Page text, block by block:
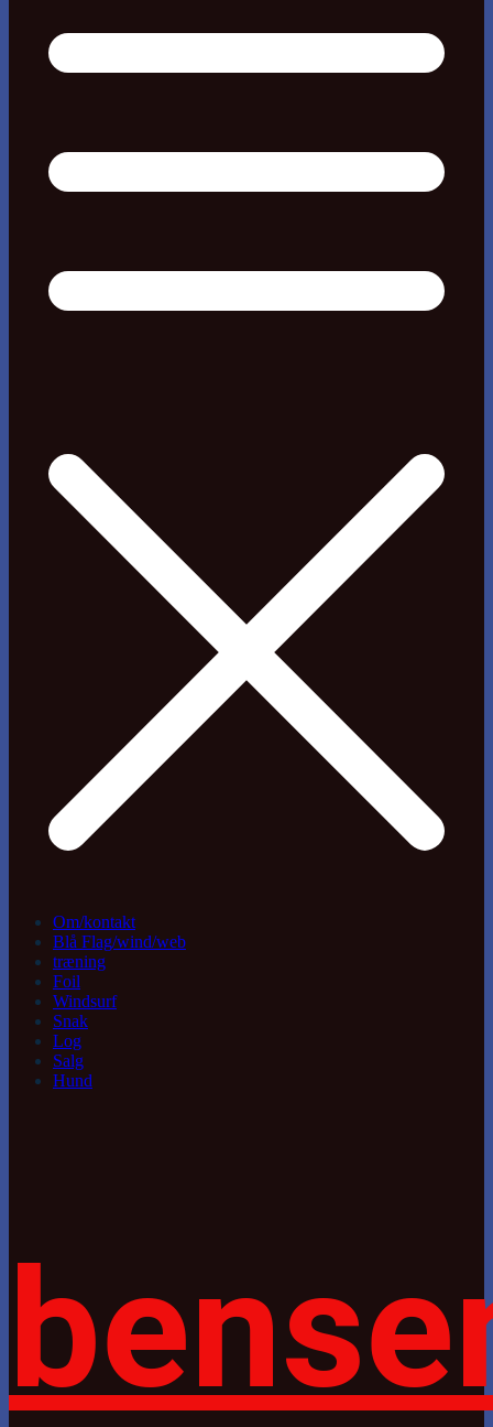
Om/kontakt
Blå Flag/wind/web
træning
Foil
Windsurf
Snak
Log
Salg
Hund